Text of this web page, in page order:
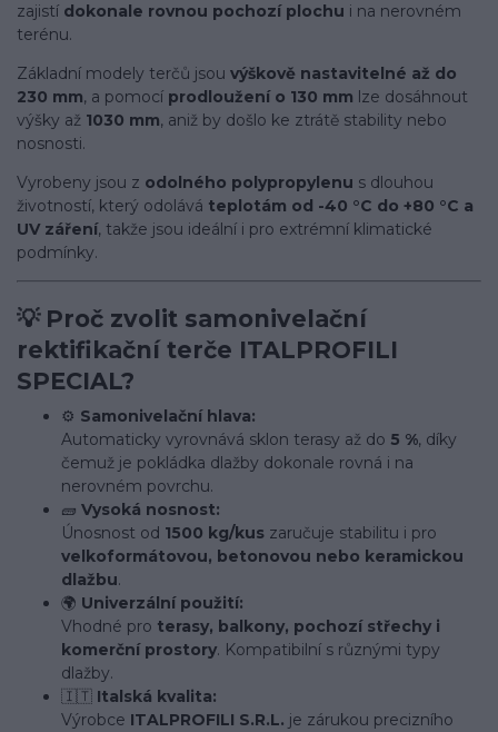
zajistí dokonale rovnou pochozí plochu i na nerovném
terénu.
Základní modely terčů jsou výškově nastavitelné až do
230 mm, a pomocí prodloužení o 130 mm lze dosáhnout
výšky až 1030 mm, aniž by došlo ke ztrátě stability nebo
nosnosti.
Vyrobeny jsou z odolného polypropylenu s dlouhou
životností, který odolává teplotám od -40 °C do +80 °C a
UV záření, takže jsou ideální i pro extrémní klimatické
podmínky.
💡 Proč zvolit samonivelační
rektifikační terče ITALPROFILI
SPECIAL?
⚙️ Samonivelační hlava:
Automaticky vyrovnává sklon terasy až do 5 %, díky
čemuž je pokládka dlažby dokonale rovná i na
nerovném povrchu.
🧱 Vysoká nosnost:
Únosnost od 1500 kg/kus zaručuje stabilitu i pro
velkoformátovou, betonovou nebo keramickou
dlažbu.
🌍 Univerzální použití:
Vhodné pro terasy, balkony, pochozí střechy i
komerční prostory. Kompatibilní s různými typy
dlažby.
🇮🇹 Italská kvalita:
Výrobce ITALPROFILI S.R.L. je zárukou precizního